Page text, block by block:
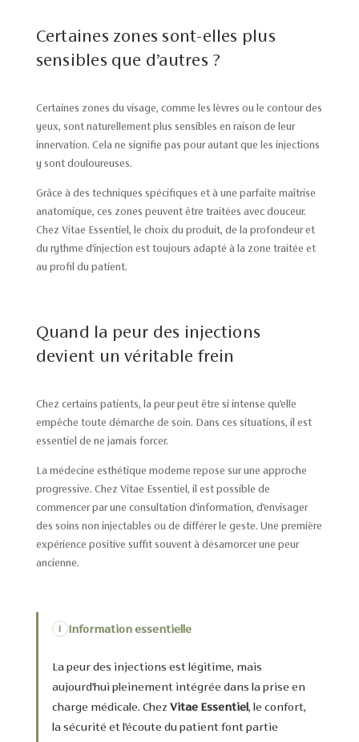
Certaines zones sont-elles plus
sensibles que d’autres ?
Certaines zones du visage, comme les lèvres ou le contour des
yeux, sont naturellement plus sensibles en raison de leur
innervation. Cela ne signifie pas pour autant que les injections
y sont douloureuses.
Grâce à des techniques spécifiques et à une parfaite maîtrise
anatomique, ces zones peuvent être traitées avec douceur.
Chez Vitae Essentiel, le choix du produit, de la profondeur et
du rythme d’injection est toujours adapté à la zone traitée et
au profil du patient.
Quand la peur des injections
devient un véritable frein
Chez certains patients, la peur peut être si intense qu’elle
empêche toute démarche de soin. Dans ces situations, il est
essentiel de ne jamais forcer.
La médecine esthétique moderne repose sur une approche
progressive. Chez Vitae Essentiel, il est possible de
commencer par une consultation d’information, d’envisager
des soins non injectables ou de différer le geste. Une première
expérience positive suffit souvent à désamorcer une peur
ancienne.
i Information essentielle
La peur des injections est légitime, mais
aujourd’hui pleinement intégrée dans la prise en
charge médicale. Chez Vitae Essentiel, le confort,
la sécurité et l’écoute du patient font partie